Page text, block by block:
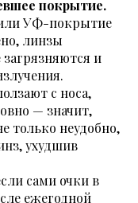
покрытие.
УФ-покрытие
линзы
и
с носа,
— значит,
только неудобно,
ухудшив
сами очки в
ежегодной